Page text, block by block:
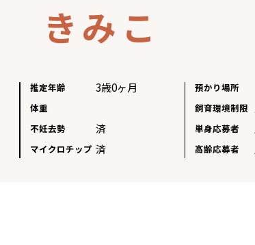
きみこ
推定年齢
体重
不妊去勢
マイクロチップ
3歳0ヶ月
済
済
預かり場所
飼育環境制限
単身応募者
高齢応募者